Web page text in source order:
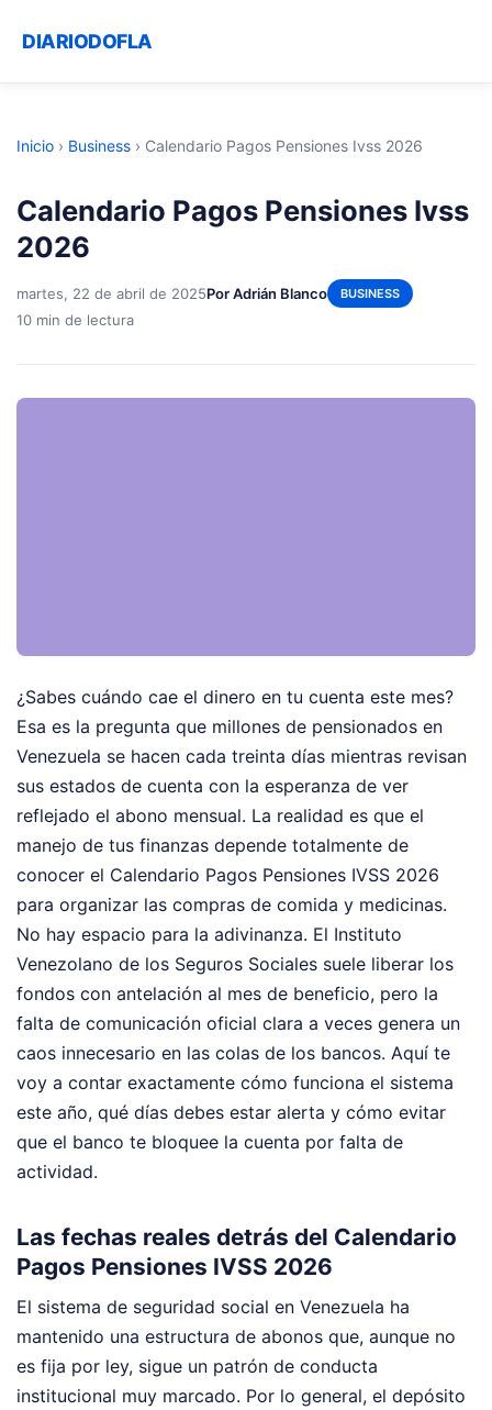
DIARIODOFLA
Inicio › Business › Calendario Pagos Pensiones Ivss 2026
Calendario Pagos Pensiones Ivss
2026
martes, 22 de abril de 2025Por Adrián Blanco BUSINESS
10 min de lectura
¿Sabes cuándo cae el dinero en tu cuenta este mes?
Esa es la pregunta que millones de pensionados en
Venezuela se hacen cada treinta días mientras revisan
sus estados de cuenta con la esperanza de ver
reflejado el abono mensual. La realidad es que el
manejo de tus finanzas depende totalmente de
conocer el Calendario Pagos Pensiones IVSS 2026
para organizar las compras de comida y medicinas.
No hay espacio para la adivinanza. El Instituto
Venezolano de los Seguros Sociales suele liberar los
fondos con antelación al mes de beneficio, pero la
falta de comunicación oficial clara a veces genera un
caos innecesario en las colas de los bancos. Aquí te
voy a contar exactamente cómo funciona el sistema
este año, qué días debes estar alerta y cómo evitar
que el banco te bloquee la cuenta por falta de
actividad.
Las fechas reales detrás del Calendario
Pagos Pensiones IVSS 2026
El sistema de seguridad social en Venezuela ha
mantenido una estructura de abonos que, aunque no
es fija por ley, sigue un patrón de conducta
institucional muy marcado. Por lo general, el depósito